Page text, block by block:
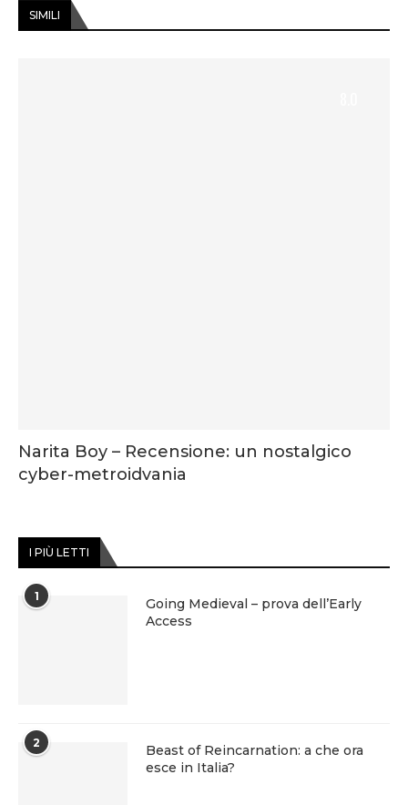
SIMILI
Narita Boy – Recensione: un nostalgico
cyber-metroidvania
I PIÙ LETTI
1
Going Medieval – prova dell’Early
Access
2
Beast of Reincarnation: a che ora
esce in Italia?